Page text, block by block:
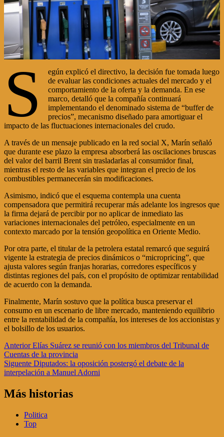
S
egún explicó el directivo, la decisión fue tomada luego
de evaluar las condiciones actuales del mercado y el
comportamiento de la oferta y la demanda. En ese
marco, detalló que la compañía continuará
implementando el denominado sistema de “buffer de
precios”, mecanismo diseñado para amortiguar el
impacto de las fluctuaciones internacionales del crudo.
A través de un mensaje publicado en la red social X, Marín señaló
que durante ese plazo la empresa absorberá las oscilaciones bruscas
del valor del barril Brent sin trasladarlas al consumidor final,
mientras el resto de las variables que integran el precio de los
combustibles permanecerán sin modificaciones.
Asimismo, indicó que el esquema contempla una cuenta
compensadora que permitirá recuperar más adelante los ingresos que
la firma dejará de percibir por no aplicar de inmediato las
variaciones internacionales del petróleo, especialmente en un
contexto marcado por la tensión geopolítica en Oriente Medio.
Por otra parte, el titular de la petrolera estatal remarcó que seguirá
vigente la estrategia de precios dinámicos o “micropricing”, que
ajusta valores según franjas horarias, corredores específicos y
distintas regiones del país, con el propósito de optimizar rentabilidad
de acuerdo con la demanda.
Finalmente, Marín sostuvo que la política busca preservar el
consumo en un escenario de libre mercado, manteniendo equilibrio
entre la rentabilidad de la compañía, los intereses de los accionistas y
el bolsillo de los usuarios.
Navegación
de
entradas
AnteriorElías Suárez se reunió con los miembros del Tribunal de
Cuentas de la provincia
Siguente Diputados: la oposición postergó el debate de la
interpelación a Manuel Adorni
Más historias
Politica
Top